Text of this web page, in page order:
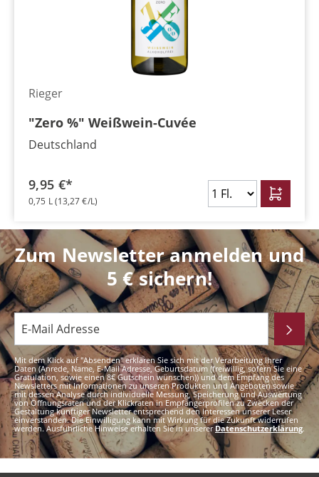
Rieger
"Zero %" Weißwein-Cuvée
Deutschland
9,95 €*
0,75 L(13,27 €/L)
Zum Newsletter anmelden und
5 € sichern!
Mit dem Klick auf "Absenden" erklären Sie sich mit der Verarbeitung Ihrer
Daten (Anrede, Name, E-Mail Adresse, Geburtsdatum (freiwillig, sofern Sie eine
Gratulation, sowie einen 8€ Gutschein wünschen)) und dem Empfang des
Newsletters mit Informationen zu unseren Produkten und Angeboten sowie
mit dessen Analyse durch individuelle Messung, Speicherung und Auswertung
von Öffnungsraten und der Klickraten in Empfängerprofilen zu Zwecken der
Gestaltung künftiger Newsletter entsprechend den Interessen unserer Leser
einverstanden. Die Einwilligung kann mit Wirkung für die Zukunft widerrufen
werden. Ausführliche Hinweise erhalten Sie in unsererDatenschutzerklärung.